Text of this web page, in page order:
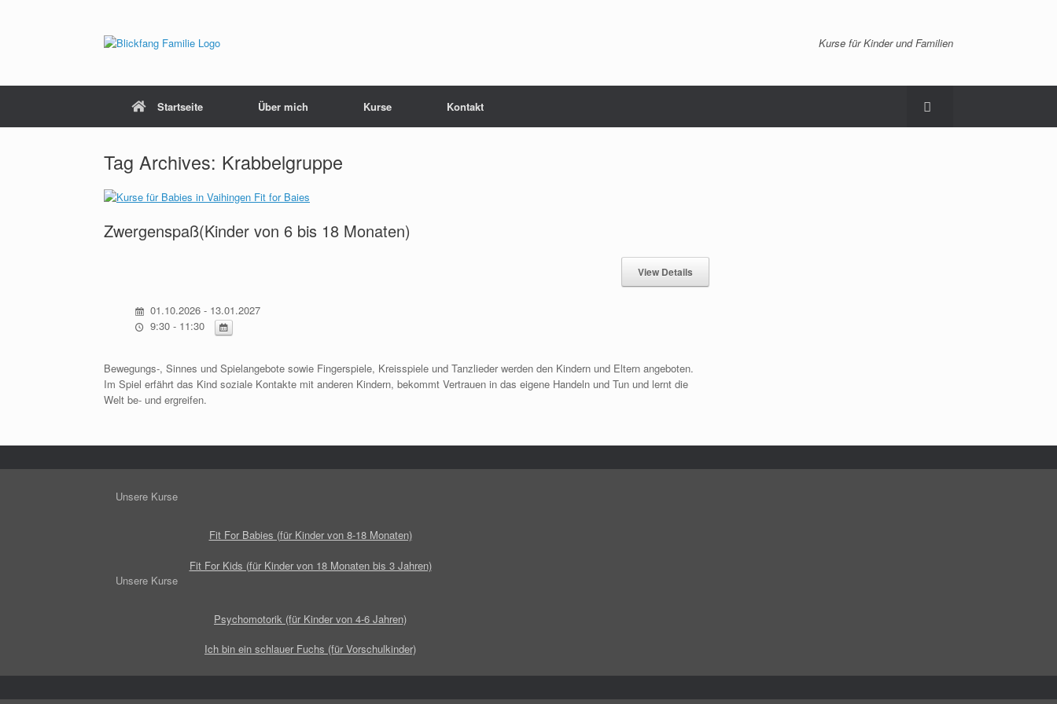
Kurse für Kinder und Familien
Startseite Über mich Kurse Kontakt
Tag Archives: Krabbelgruppe
Zwergenspaß(Kinder von 6 bis 18 Monaten)
01.10.2026 - 13.01.2027
9:30 - 11:30
Bewegungs-, Sinnes und Spielangebote sowie Fingerspiele, Kreisspiele und Tanzlieder werden den Kindern und Eltern angeboten.
Im Spiel erfährt das Kind soziale Kontakte mit anderen Kindern, bekommt Vertrauen in das eigene Handeln und Tun und lernt die
Welt be- und ergreifen.
Unsere Kurse
Fit For Babies (für Kinder von 8-18 Monaten)
Fit For Kids (für Kinder von 18 Monaten bis 3 Jahren)
Unsere Kurse
Psychomotorik (für Kinder von 4-6 Jahren)
Ich bin ein schlauer Fuchs (für Vorschulkinder)